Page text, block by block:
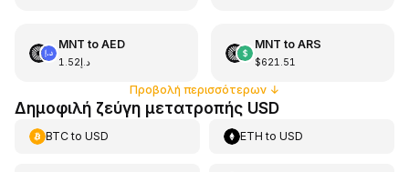
MNT to AED
د.إ1.52
MNT to ARS
$621.51
Προβολή περισσότερων↓
Δημοφιλή ζεύγη μετατροπής USD
BTCto USD ETH toUSD